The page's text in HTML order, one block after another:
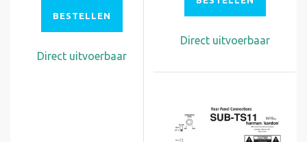
BESTELLEN
Direct uitvoerbaar
Direct uitvoerbaar